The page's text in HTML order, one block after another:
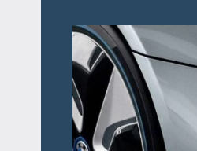
содержимому